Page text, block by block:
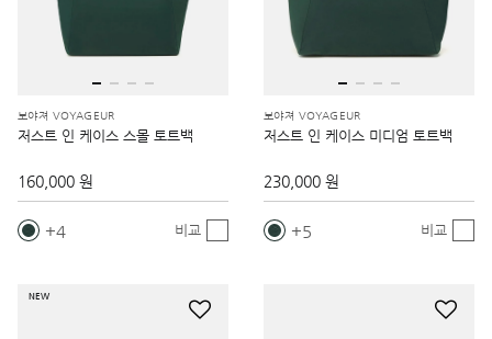
보야져 VOYAGEUR
저스트 인 케이스 스몰 토트백
160,000 원
4 비교
보야져 VOYAGEUR
저스트 인 케이스 미디엄 토트백
230,000 원
5 비교
NEW